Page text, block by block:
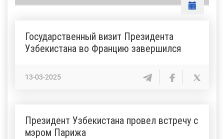
Государственный визит Президента
Узбекистана во Францию завершился
13-03-2025
Президент Узбекистана провел встречу с
мэром Парижа